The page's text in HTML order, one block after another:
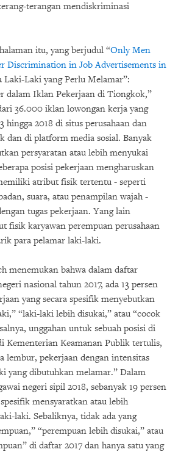
terangan mendiskriminasi
itu, yang berjudul “Only Men
Discrimination in Job Advertisements in
Laki-Laki yang Perlu Melamar”:
dalam Iklan Pekerjaan di Tiongkok,”
36.000 iklan lowongan kerja yang
hingga 2018 di situs perusahaan dan
dan di platform media sosial. Banyak
persyaratan atau lebih menyukai
posisi pekerjaan mengharuskan
atribut fisik tertentu - seperti
suara, atau penampilan wajah -
tugas pekerjaan. Yang lain
fisik karyawan perempuan perusahaan
para pelamar laki-laki.
menemukan bahwa dalam daftar
nasional tahun 2017, ada 13 persen
yang secara spesifik menyebutkan
“laki-laki lebih disukai,” atau “cocok
unggahan untuk sebuah posisi di
Kementerian Keamanan Publik tertulis,
lembur, pekerjaan dengan intensitas
yang dibutuhkan melamar.” Dalam
negeri sipil 2018, sebanyak 19 persen
mensyaratkan atau lebih
laki. Sebaliknya, tidak ada yang
“perempuan lebih disukai,” atau
di daftar 2017 dan hanya satu yang